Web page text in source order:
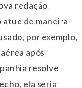
redação
de maneira
por exemplo,
após
resolve
ela seria